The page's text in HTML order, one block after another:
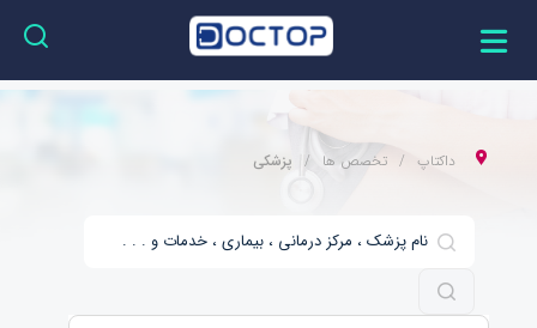
داکتاپ تخصص ها پزشکی